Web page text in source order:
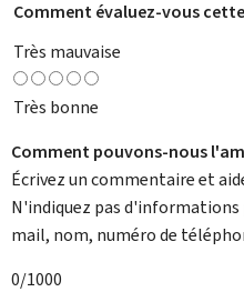
Comment évaluez-vous
Très mauvaise
Très bonne
Comment pouvons-nous
Écrivez un commentaire et
N'indiquez pas
mail, nom, numéro de
0/1000